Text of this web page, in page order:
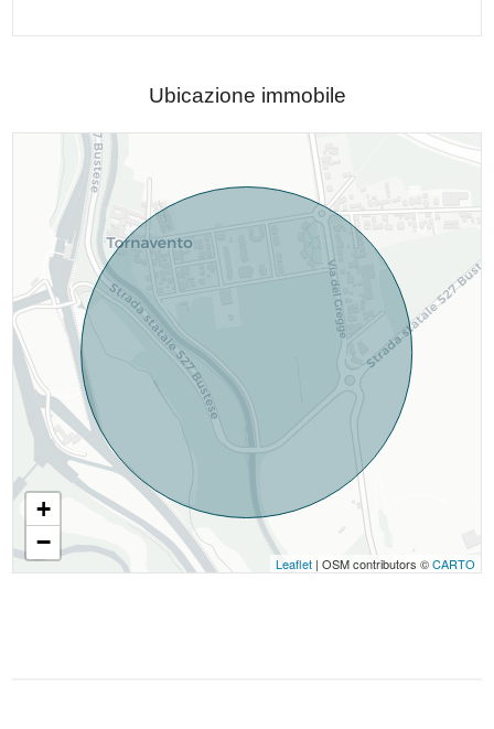
Ubicazione immobile
+
−
Leaflet| OSM contributors ©CARTO